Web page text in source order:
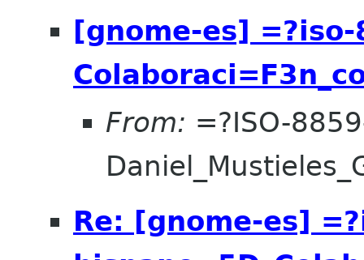
[gnome-es] =?iso-
From: =?ISO-
Re: [gnome-es]